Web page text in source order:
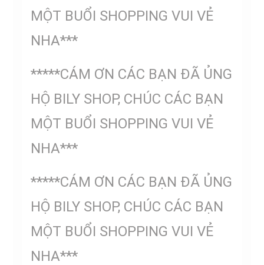
MỘT BUỔI SHOPPING VUI VẺ
NHA***
*****CÁM ƠN CÁC BẠN ĐÃ ỦNG
HỘ BILY SHOP, CHÚC CÁC BẠN
MỘT BUỔI SHOPPING VUI VẺ
NHA***
*****CÁM ƠN CÁC BẠN ĐÃ ỦNG
HỘ BILY SHOP, CHÚC CÁC BẠN
MỘT BUỔI SHOPPING VUI VẺ
NHA***